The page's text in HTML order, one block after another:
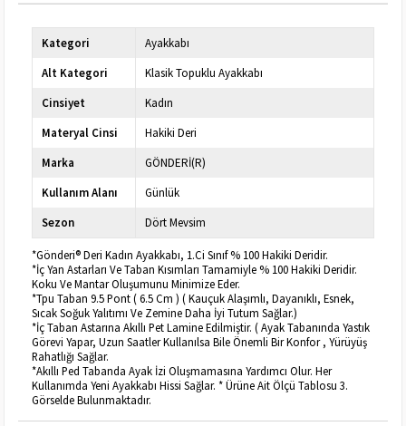
Kategori
Ayakkabı
Alt Kategori
Klasik Topuklu Ayakkabı
Cinsiyet
Kadın
Materyal Cinsi
Hakiki Deri
Marka
GÖNDERİ(R)
Kullanım Alanı
Günlük
Sezon
Dört Mevsim
*Gönderi® Deri Kadın Ayakkabı, 1.Ci Sınıf % 100 Hakiki Deridir.
*İç Yan Astarları Ve Taban Kısımları Tamamiyle % 100 Hakiki Deridir.
Koku Ve Mantar Oluşumunu Minimize Eder.
*Tpu Taban 9.5 Pont ( 6.5 Cm ) ( Kauçuk Alaşımlı, Dayanıklı, Esnek,
Sıcak Soğuk Yalıtımı Ve Zemine Daha İyi Tutum Sağlar.)
*İç Taban Astarına Akıllı Pet Lamine Edilmiştir. ( Ayak Tabanında Yastık
Görevi Yapar, Uzun Saatler Kullanılsa Bile Önemli Bir Konfor , Yürüyüş
Rahatlığı Sağlar.
*Akıllı Ped Tabanda Ayak İzi Oluşmamasına Yardımcı Olur. Her
Kullanımda Yeni Ayakkabı Hissi Sağlar. * Ürüne Ait Ölçü Tablosu 3.
Görselde Bulunmaktadır.